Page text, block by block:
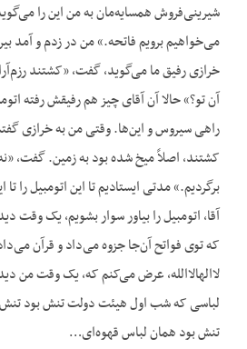
شیرینی‌فروش همسایه‌مان به من این را
می‌خواهیم برویم فاتحه.» من در زدم و آمد
خرازی رفیق ما می‌گوید، گفت، «کشتند
آن تو؟» حالا آن آقای چیز هم رفیقش رفته
راهی سیروس و این‌ها. وقتی من به خرازی
کشتند، اصلاً میخ شده بود به زمین. گفت،
برگردیم.» مدتی ایستادیم تا این اتومبیل را تا
آقا، اتومبیل را بیاور سوار بشویم، یک وقت
که توی فواتح آن‌جا جزوه می‌داد و قرآن می‌داد و
لااله‏الا‏الله، عرض می‌کنم که، یک وقت من
لباسی که شب اول هیئت دولت تنش بود
تنش بود همان لباس قهوه‌ای…